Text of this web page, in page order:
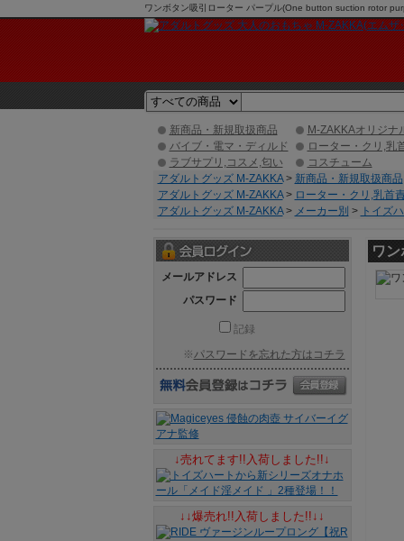
ワンボタン吸引ローター パープル(One button suction rotor
新商品・新規取扱商品
M-ZAKKAオリジナ
バイブ・電マ・ディルド
ローター・クリ,乳
ラブサプリ,コスメ,匂い
コスチューム
アダルトグッズ M-ZAKKA> 新商品・新規取扱商品
アダルトグッズ M-ZAKKA> ローター・クリ,乳首
アダルトグッズ M-ZAKKA> メーカー別 > トイズ
ワ
メールアドレス
パスワード
記録
※パスワードを忘れた方はコチラ
↓売れてます!!入荷しました!!↓
↓↓爆売れ!!入荷しました!!↓↓